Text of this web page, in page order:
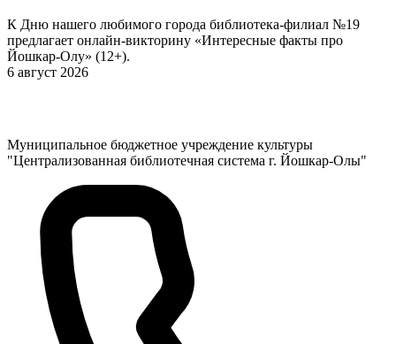
К Дню нашего любимого города библиотека-филиал №19
предлагает онлайн-викторину «Интересные факты про
Йошкар-Олу» (12+).
6 август 2026
Муниципальное бюджетное учреждение культуры
"Централизованная библиотечная система г. Йошкар-Олы"